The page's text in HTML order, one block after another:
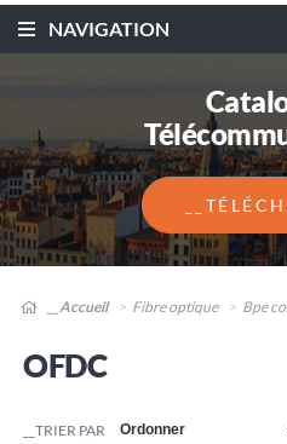
NAVIGATION
__Accueil Fibre optique Bpe
OFDC
__TRIER PAR